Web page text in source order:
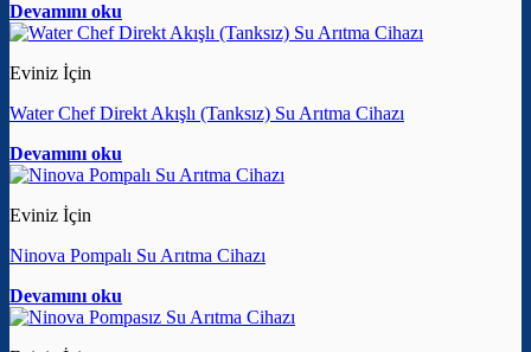
Devamını oku
Eviniz İçin
Water Chef Direkt Akışlı (Tanksız) Su Arıtma Cihazı
Devamını oku
Eviniz İçin
Ninova Pompalı Su Arıtma Cihazı
Devamını oku